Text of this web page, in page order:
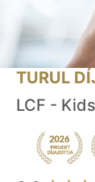
TURUL
LCF -